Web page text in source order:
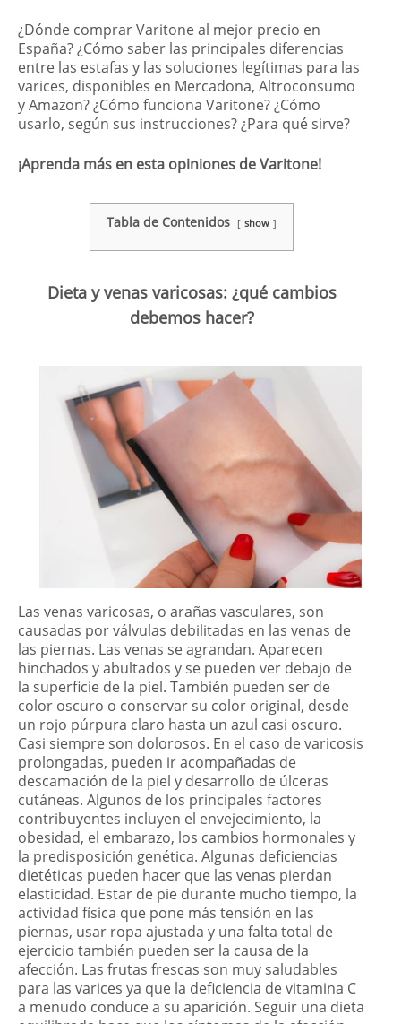
¿Dónde comprar Varitone al mejor precio en
España? ¿Cómo saber las principales diferencias
entre las estafas y las soluciones legítimas para las
varices, disponibles en Mercadona, Altroconsumo
y Amazon? ¿Cómo funciona Varitone? ¿Cómo
usarlo, según sus instrucciones? ¿Para qué sirve?
¡Aprenda más en esta opiniones de Varitone!
Tabla de Contenidos show
Dieta y venas varicosas: ¿qué cambios
debemos hacer?
Las venas varicosas, o arañas vasculares, son
causadas por válvulas debilitadas en las venas de
las piernas. Las venas se agrandan. Aparecen
hinchados y abultados y se pueden ver debajo de
la superficie de la piel. También pueden ser de
color oscuro o conservar su color original, desde
un rojo púrpura claro hasta un azul casi oscuro.
Casi siempre son dolorosos. En el caso de varicosis
prolongadas, pueden ir acompañadas de
descamación de la piel y desarrollo de úlceras
cutáneas. Algunos de los principales factores
contribuyentes incluyen el envejecimiento, la
obesidad, el embarazo, los cambios hormonales y
la predisposición genética. Algunas deficiencias
dietéticas pueden hacer que las venas pierdan
elasticidad. Estar de pie durante mucho tiempo, la
actividad física que pone más tensión en las
piernas, usar ropa ajustada y una falta total de
ejercicio también pueden ser la causa de la
afección. Las frutas frescas son muy saludables
para las varices ya que la deficiencia de vitamina C
a menudo conduce a su aparición. Seguir una dieta